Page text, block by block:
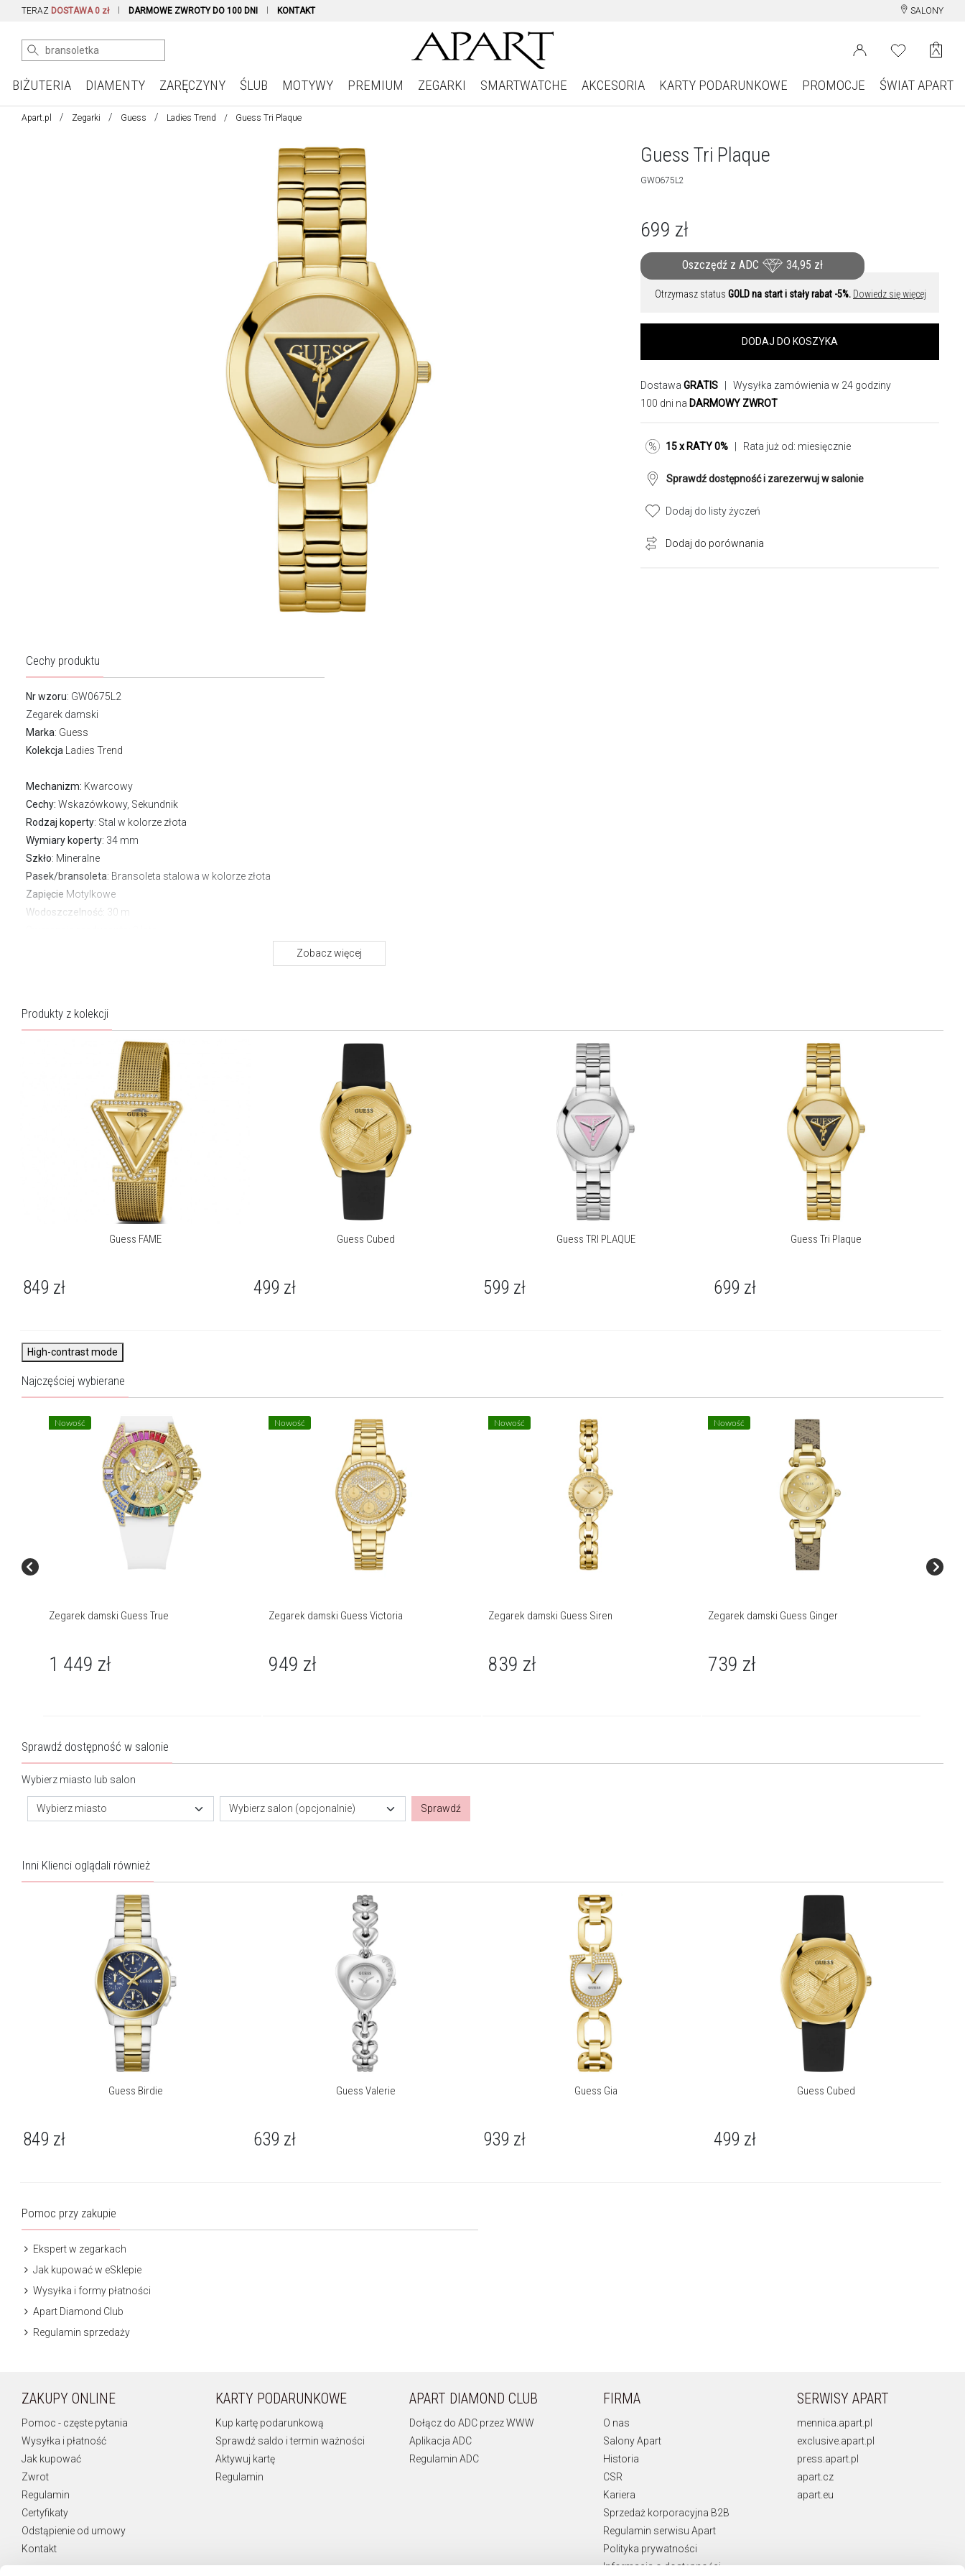
TERAZ DOSTAWA 0 zł DARMOWE ZWROTY DO 100 DNI KONTAKT SALONY
BIŻUTERIA DIAMENTY ZARĘCZYNY ŚLUB MOTYWY PREMIUM ZEGARKI SMARTWATCHE AKCESORIA KARTY PODARUNKOWE PROMOCJE ŚWIAT APART
Apart.pl Zegarki Guess Ladies Trend Guess Tri Plaque
Cechy produktu
Nr wzoru: GW0675L2
Zegarek damski
Marka: Guess
Kolekcja
Ladies Trend
Mechanizm: Kwarcowy
Cechy: Wskazówkowy, Sekundnik
Rodzaj koperty: Stal w kolorze złota
Wymiary koperty: 34 mm
Szkło: Mineralne
Pasek/bransoleta: Bransoleta stalowa w kolorze złota
Zapięcie Motylkowe
Wodoszczelność: 30 m
braci: Maurice’a, Armanda, Georges’a i Paula Marciano. Pod
koniec lat 70. wyemigrowali do Kalifornii, w której w 1981 roku
połączenie francuskiej elegancji i amerykańskiego luzu, klasyki i
podążania za najnowszymi trendami.
Zobacz więcej
Guess Tri Plaque
GW0675L2
699 zł
Oszczędź z ADC 34,95 zł
Otrzymasz status GOLD na start i stały rabat -5%. Dowiedz się więcej
DODAJ DO KOSZYKA
Dostawa GRATIS | Wysyłka zamówienia w 24 godziny
100 dni na DARMOWY ZWROT
15 x RATY 0% | Rata już od: miesięcznie
Sprawdź dostępność i zarezerwuj w salonie
Dodaj do listy życzeń
Dodaj do porównania
Produkty z kolekcji
Guess FAME
849 zł
Guess Cubed
499 zł
Guess TRI PLAQUE
599 zł
Guess Tri Plaque
699 zł
High-contrast mode
Najczęściej wybierane
Nowość
Zegarek damski Guess True
1 449 zł
Nowość
Zegarek damski Guess Victoria
949 zł
Nowość
Zegarek damski Guess Siren
839 zł
Nowość
Zegarek damski Guess Ginger
739 zł
Sprawdź dostępność w salonie
Wybierz miasto lub salon
Wybierz miasto Wybierz salon (opcjonalnie) Sprawdź
Inni Klienci oglądali również
Guess Birdie
849 zł
Guess Valerie
639 zł
Guess Gia
939 zł
Guess Cubed
499 zł
Pomoc przy zakupie
Ekspert w zegarkach
Jak kupować w eSklepie
Wysyłka i formy płatności
Apart Diamond Club
Regulamin sprzedaży
ZAKUPY ONLINE
Pomoc - częste pytania
Wysyłka i płatność
Jak kupować
Zwrot
Regulamin
Certyfikaty
Odstąpienie od umowy
Kontakt
KARTY PODARUNKOWE
Kup kartę podarunkową
Sprawdź saldo i termin ważności
Aktywuj kartę
Regulamin
APART DIAMOND CLUB
Dołącz do ADC przez WWW
Aplikacja ADC
Regulamin ADC
FIRMA
O nas
Salony Apart
Historia
CSR
Kariera
Sprzedaż korporacyjna B2B
Regulamin serwisu Apart
Polityka prywatności
Informacja o dostępności
SERWISY APART
mennica.apart.pl
exclusive.apart.pl
press.apart.pl
apart.cz
apart.eu